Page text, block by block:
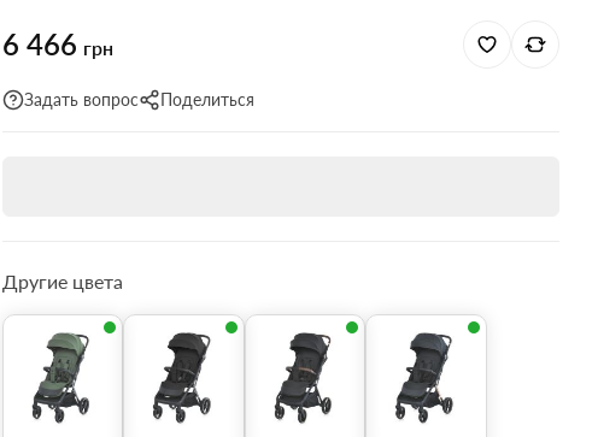
6 466 грн
Задать вопрос Поделиться
Другие цвета